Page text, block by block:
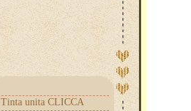
Tinta unita CLICCA